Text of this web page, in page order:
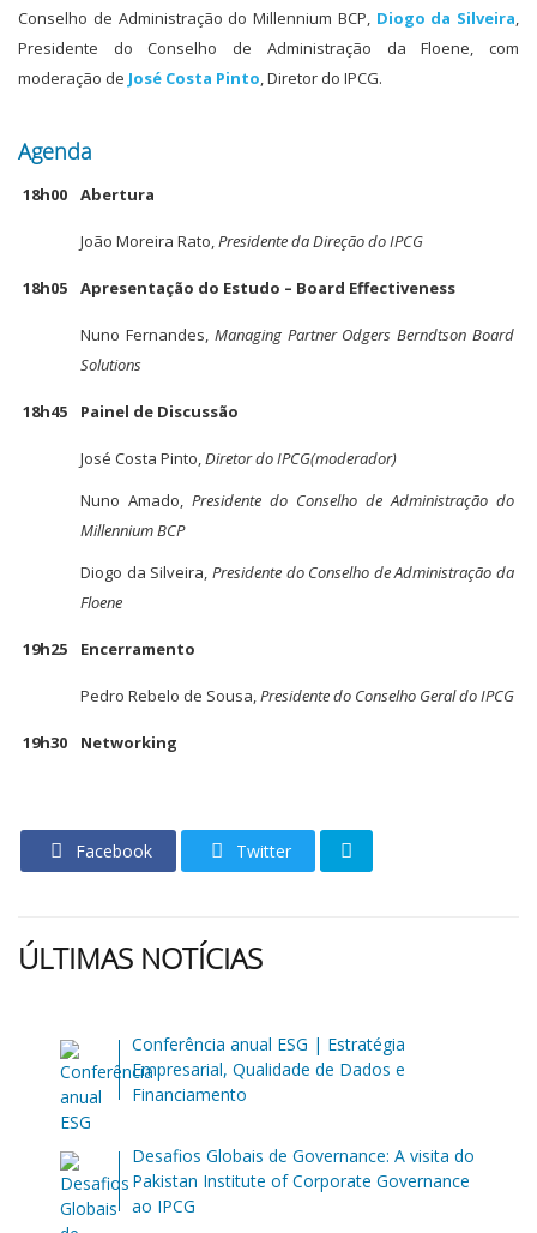
Conselho de Administração do Millennium BCP, Diogo da Silveira,
Presidente do Conselho de Administração da Floene, com
moderação de José Costa Pinto, Diretor do IPCG.
Agenda
18h00 Abertura
João Moreira Rato,Presidente da Direção do IPCG
18h05 Apresentação do Estudo – Board Effectiveness
Nuno Fernandes,Managing Partner Odgers Berndtson Board
Solutions
18h45 Painel de Discussão
José Costa Pinto,Diretor do IPCG(moderador)
Nuno Amado, Presidente do Conselho de Administração do
Millennium BCP
Diogo da Silveira, Presidente do Conselho de Administração da
Floene
19h25 Encerramento
Pedro Rebelo de Sousa,Presidente do Conselho Geral do IPCG
19h30 Networking
Facebook Twitter
ÚLTIMAS NOTÍCIAS
Conferência anual ESG | Estratégia
Empresarial, Qualidade de Dados e
Financiamento
Desafios Globais de Governance: A visita do
Pakistan Institute of Corporate Governance
ao IPCG